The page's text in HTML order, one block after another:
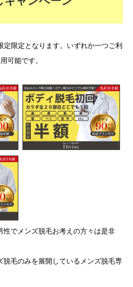
定限定となります。いずれか一つご利
用可能です。
性でメンズ脱毛お考えの方々は是非
脱毛のみを展開しているメンズ脱毛専